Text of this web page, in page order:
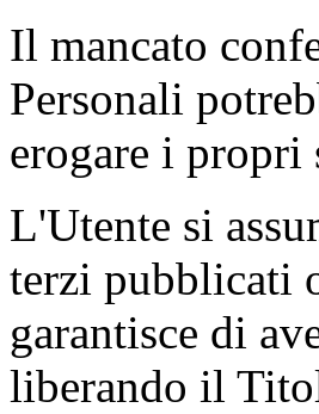
Il mancato
Personali
erogare i propri
L'Utente si
terzi pubblicati
garantisce di
liberando il